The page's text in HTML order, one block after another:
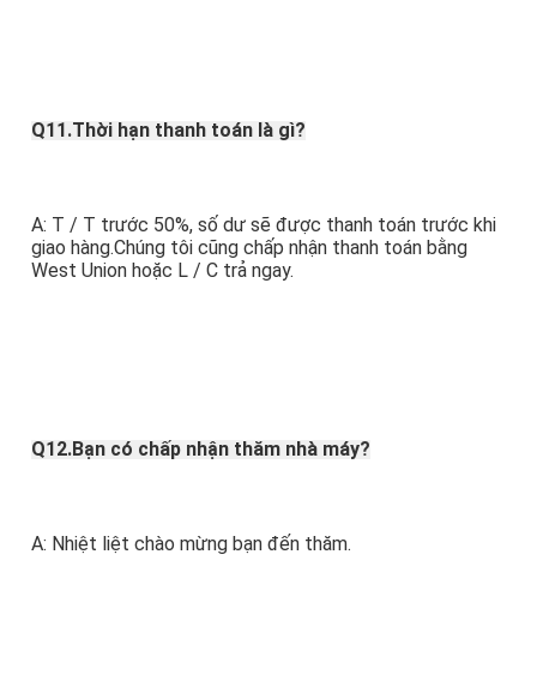
Q11.Thời hạn thanh toán là gì?
A: T / T trước 50%, số dư sẽ được thanh toán trước khi
giao hàng.Chúng tôi cũng chấp nhận thanh toán bằng
West Union hoặc L / C trả ngay.
Q12.Bạn có chấp nhận thăm nhà máy?
A: Nhiệt liệt chào mừng bạn đến thăm.